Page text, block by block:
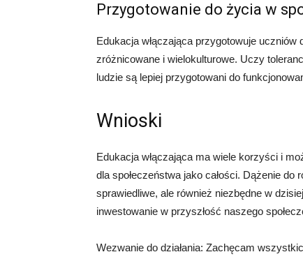
Przygotowanie do życia w
Edukacja włączająca przygotowuje
zróżnicowane i wielokulturowe. Uczy
ludzie są lepiej przygotowani do
Wnioski
Edukacja włączająca ma wiele korzyści i
dla społeczeństwa jako całości. Dążenie
sprawiedliwe, ale również niezbędne w
inwestowanie w przyszłość naszego
Wezwanie do działania: Zachęcam